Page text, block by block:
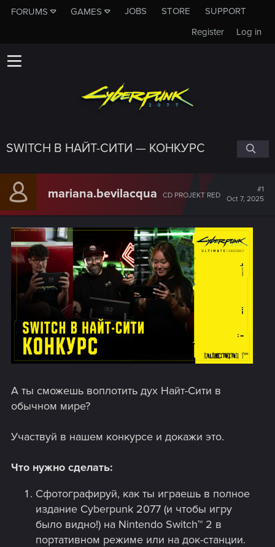
FORUMS GAMES JOBS STORE
SUPPORT
Log in
Register
SWITCH В НАЙТ-СИТИ — КОНКУРС
mariana.bevilacqua CD PROJEKT RED
#1
Oct 7, 2025
А ты сможешь воплотить дух Найт-Сити в
обычном мире?
Участвуй в нашем конкурсе и докажи это.
Что нужно сделать:
Сфотографируй, как ты играешь в полное
издание Cyberpunk 2077 (и чтобы игру
было видно!) на Nintendo Switch™ 2 в
портативном режиме или на док-станции.